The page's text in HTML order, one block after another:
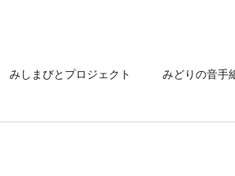
みしまびとプロジェクト みどりの音手